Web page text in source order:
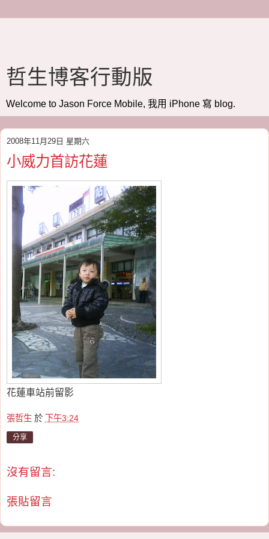
哲生博客行動版
Welcome to Jason Force Mobile, 我用 iPhone 寫 blog.
2008年11月29日 星期六
小威力首訪花蓮
花蓮車站前留影
張哲生 於 下午3:24
分享
沒有留言:
張貼留言